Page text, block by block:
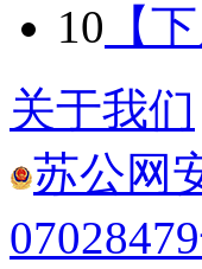
10 【
关于我们
苏公网